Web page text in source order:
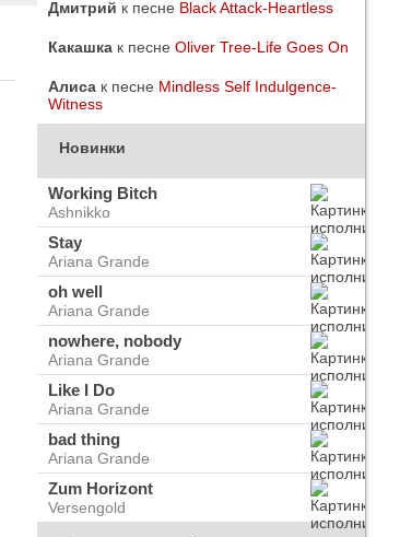
Дмитрий к песне Black Attack-Heartless
Какашка к песне Oliver Tree-Life Goes On
Алиса к песне Mindless Self Indulgence-
Witness
Новинки
Working Bitch
Ashnikko
Stay
Ariana Grande
oh well
Ariana Grande
nowhere, nobody
Ariana Grande
Like I Do
Ariana Grande
bad thing
Ariana Grande
Zum Horizont
Versengold